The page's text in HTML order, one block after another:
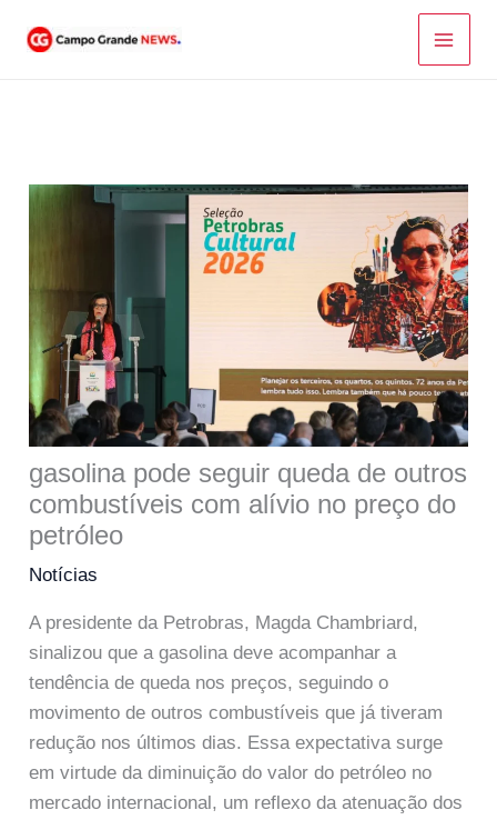
para
gasolina pode seguir queda de outros
combustíveis com alívio no preço do
petróleo
Notícias
A presidente da Petrobras, Magda Chambriard,
sinalizou que a gasolina deve acompanhar a
tendência de queda nos preços, seguindo o
movimento de outros combustíveis que já tiveram
redução nos últimos dias. Essa expectativa surge
em virtude da diminuição do valor do petróleo no
mercado internacional, um reflexo da atenuação dos